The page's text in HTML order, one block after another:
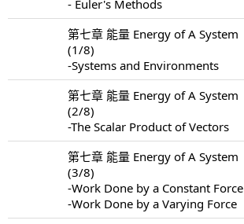
- Euler's Methods
第七章 能量 Energy of A System
(1/8)
-Systems and Environments
第七章 能量 Energy of A System
(2/8)
-The Scalar Product of Vectors
第七章 能量 Energy of A System
(3/8)
-Work Done by a Constant Force
-Work Done by a Varying Force